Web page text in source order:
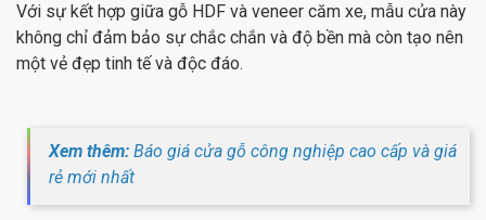
Với sự kết hợp giữa gỗ HDF và veneer căm xe, mẫu cửa này
không chỉ đảm bảo sự chắc chắn và độ bền mà còn tạo nên
một vẻ đẹp tinh tế và độc đáo.
Xem thêm: Báo giá cửa gỗ công nghiệp cao cấp và giá
rẻ mới nhất